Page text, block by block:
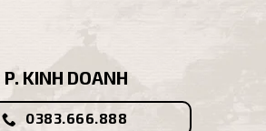
P. KINH DOANH
0383.666.888